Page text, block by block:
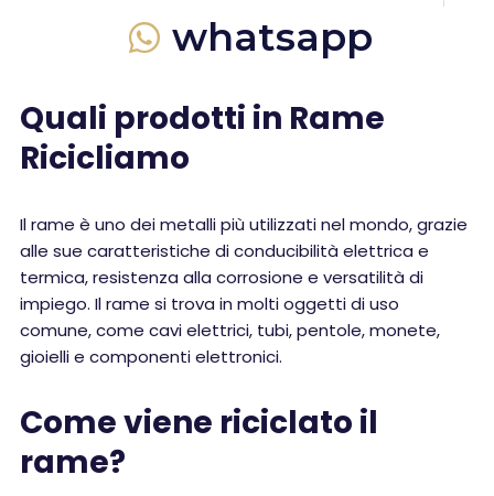
whatsapp
Quali prodotti in Rame
Ricicliamo
Il rame è uno dei metalli più utilizzati nel mondo, grazie
alle sue caratteristiche di conducibilità elettrica e
termica, resistenza alla corrosione e versatilità di
impiego. Il rame si trova in molti oggetti di uso
comune, come cavi elettrici, tubi, pentole, monete,
gioielli e componenti elettronici.
Come viene riciclato il
rame?